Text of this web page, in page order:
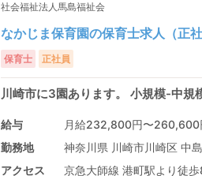
社会福祉法人馬島福祉会
なかじま保育園の保育士求人（正社
保育士 正社員
川崎市に3園あります。 小規模-中規
給与
月給232,800円〜260,600
勤務地
神奈川県 川崎市川崎区 中
アクセス
京急大師線 港町駅より徒